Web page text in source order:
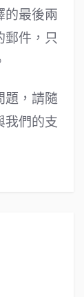
的最後兩
郵件，只
題，請隨
我們的支